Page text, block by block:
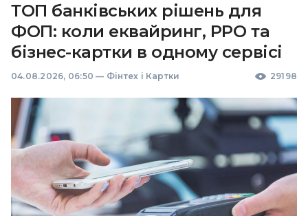
ТОП банківських рішень для
ФОП: коли еквайринг, РРО та
бізнес-картки в одному сервісі
04.08.2026, 06:50 — Фінтех і Картки 29198